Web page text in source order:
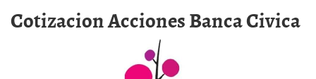
Cotizacion Acciones Banca Civica